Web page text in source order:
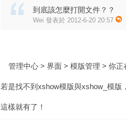
到底該怎麼打開文件？？
Wei 發表於 2012-6-20 20:57
管理中心 > 界面 > 模版管理 > 你正
若是找不到xshow模版與xshow_模
這樣就有了！